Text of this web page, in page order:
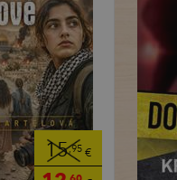
15,95 €